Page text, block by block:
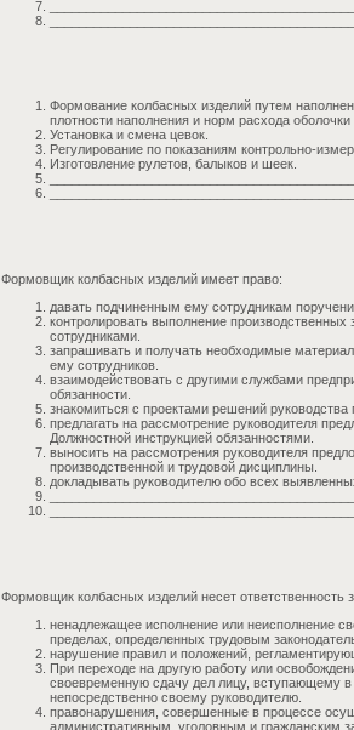
Формование колбасных изделий путем
плотности наполнения и норм расхода
Установка и смена цевок.
Регулирование по показаниям контрольно-
Изготовление рулетов, балыков и шеек.
Формовщик колбасных изделий имеет право:
давать подчиненным ему сотрудникам
контролировать выполнение
сотрудниками.
запрашивать и получать необходимые
ему сотрудников.
взаимодействовать с другими службами
обязанности.
знакомиться с проектами решений
предлагать на рассмотрение руководителя
Должностной инструкцией обязанностями.
выносить на рассмотрения руководителя
производственной и трудовой дисциплины.
докладывать руководителю обо всех
Формовщик колбасных изделий несет ответственность
ненадлежащее исполнение или неисполнение
пределах, определенных трудовым
нарушение правил и положений,
При переходе на другую работу или
своевременную сдачу дел лицу, вступающему
непосредственно своему руководителю.
правонарушения, совершенные в процессе
административным, уголовным и гражданским